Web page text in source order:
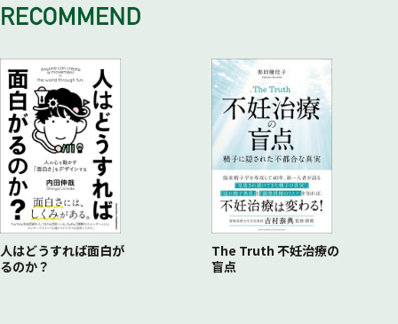
10 自然環境の保全・再生と防災
12 日本の技術と経験を海外で活かす
13 長期的な視点から地方を創生する
14 建設コンサルタントのやりがい
15 これからの建設コンサルタント
ス］ 首都圏
グ］ 首都圏
6 森林維持と山村創生［再生可能エネルギー］ 山梨県南巨
摩郡南部町
7 地元企業とつくる「伊豆の玄関口」［道の駅・伊豆ゲート
ウェイ函南］ 静岡県田方郡函南町
8 IT技術を活用したインフラ管理［PDCAサイクル］ 中部
地方
9 観光のシンボル［箱根西麓・三島大吊橋］ 静岡県三島市
10 環境にやさしい道路づくり［第二京阪道路］ 京都府久
世郡久御山町―大阪府門真市
11 賑わいを持続させる街づくり［八木駅南市有地］ 奈良
人はどうすれば面白が
るのか？
The Truth 不妊治療の
盲点